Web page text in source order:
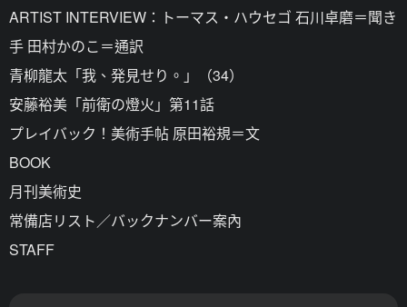
ARTIST INTERVIEW：トーマス・ハウセゴ 石川卓磨＝聞き
手 田村かのこ＝通訳
青柳龍太「我、発見せり。」（34）
安藤裕美「前衛の燈火」第11話
プレイバック！美術手帖 原田裕規＝文
BOOK
月刊美術史
常備店リスト／バックナンバー案內
STAFF